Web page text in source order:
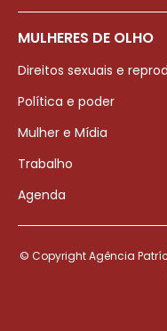
MULHERES DE OLHO
Direitos sexuais e
Política e poder
Mulher e Mídia
Trabalho
Agenda
© Copyright Agência